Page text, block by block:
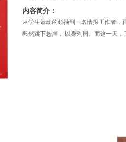
内容简介：
从学生运动的领袖到一名情报工作者
毅然跳下悬崖， 以身殉国。而这一天，